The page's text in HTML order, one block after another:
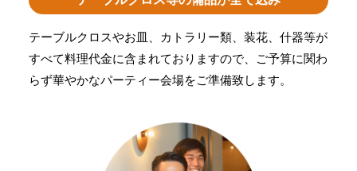
テーブルクロスやお皿、カトラリー類、装花、什器等が
すべて料理代金に含まれておりますので、ご予算に関わ
らず華やかなパーティー会場をご準備致します。